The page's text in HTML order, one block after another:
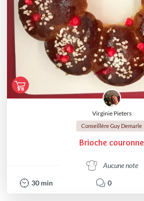
Virginie Pieters
Conseillère Guy Demarle
Brioche couronne
Aucune note
30 min 0